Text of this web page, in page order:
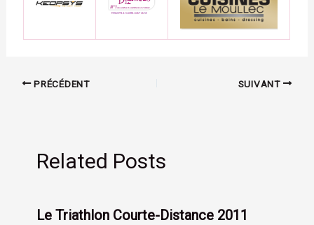
PRÉCÉDENT SUIVANT
Related Posts
Le Triathlon Courte-Distance 2011